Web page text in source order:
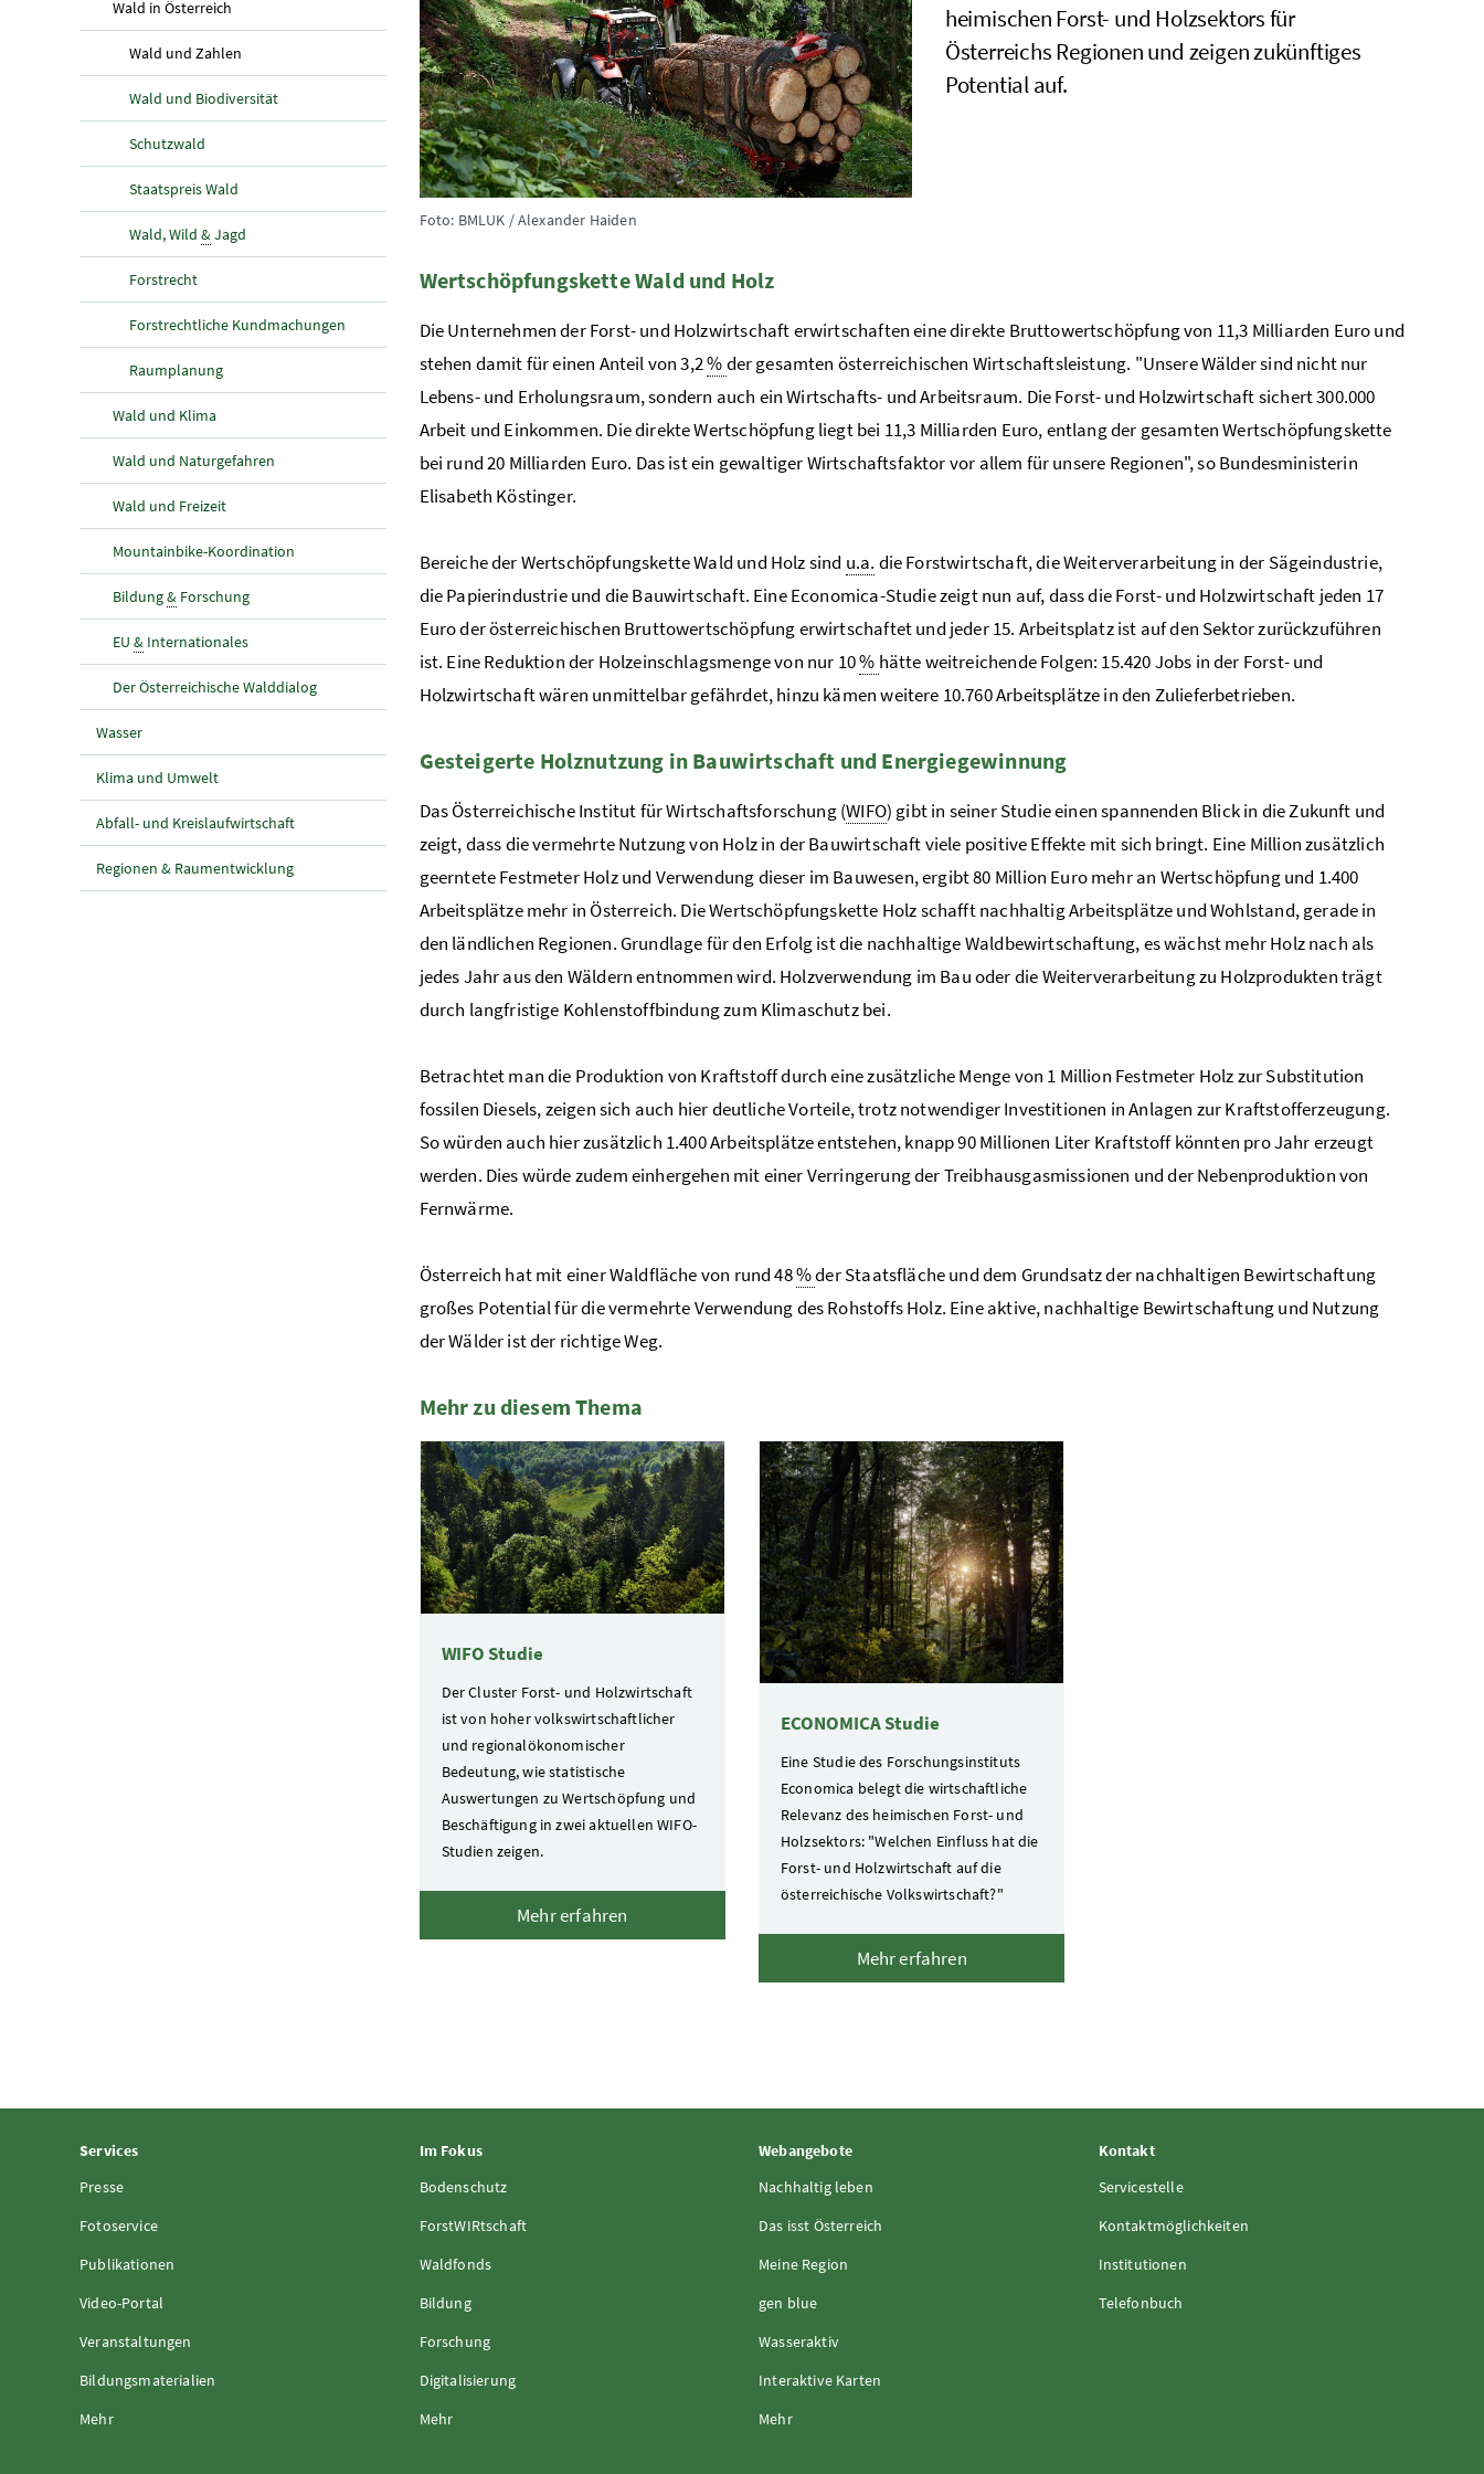
Wald in Österreich(aktuelle Seite)
Wald und Zahlen(aktuelle Seite)
Wald und Biodiversität
Schutzwald
Staatspreis Wald
Wald, Wild & Jagd
Forstrecht
Forstrechtliche Kundmachungen
Raumplanung
Wald und Klima
Wald und Naturgefahren
Wald und Freizeit
Mountainbike-Koordination
Bildung& Forschung
EU & Internationales
Der Österreichische Walddialog
Wasser
Klima und Umwelt
Abfall- und Kreislaufwirtschaft
Regionen & Raumentwicklung
Foto: BMLUK / Alexander Haiden
heimischen Forst- und Holzsektors für
Österreichs Regionen und zeigen zukünftiges
Potential auf.
Wertschöpfungskette Wald und Holz
Die Unternehmen der Forst- und Holzwirtschaft erwirtschaften eine direkte Bruttowertschöpfung von 11,3 Milliarden Euro und
stehen damit für einen Anteil von 3,2%der gesamten österreichischen Wirtschaftsleistung. "Unsere Wälder sind nicht nur
Lebens- und Erholungsraum, sondern auch ein Wirtschafts- und Arbeitsraum. Die Forst- und Holzwirtschaft sichert 300.000
Arbeit und Einkommen. Die direkte Wertschöpfung liegt bei 11,3 Milliarden Euro, entlang der gesamten Wertschöpfungskette
bei rund 20 Milliarden Euro. Das ist ein gewaltiger Wirtschaftsfaktor vor allem für unsere Regionen", so Bundesministerin
Elisabeth Köstinger.
Bereiche der Wertschöpfungskette Wald und Holz sind u.a. die Forstwirtschaft, die Weiterverarbeitung in der Sägeindustrie,
die Papierindustrie und die Bauwirtschaft. Eine Economica-Studie zeigt nun auf, dass die Forst- und Holzwirtschaft jeden 17
Euro der österreichischen Bruttowertschöpfung erwirtschaftet und jeder 15. Arbeitsplatz ist auf den Sektor zurückzuführen
ist. Eine Reduktion der Holzeinschlagsmenge von nur 10% hätte weitreichende Folgen: 15.420 Jobs in der Forst- und
Holzwirtschaft wären unmittelbar gefährdet, hinzu kämen weitere 10.760 Arbeitsplätze in den Zulieferbetrieben.
Gesteigerte Holznutzung in Bauwirtschaft und Energiegewinnung
Das Österreichische Institut für Wirtschaftsforschung (WIFO) gibt in seiner Studie einen spannenden Blick in die Zukunft und
zeigt, dass die vermehrte Nutzung von Holz in der Bauwirtschaft viele positive Effekte mit sich bringt. Eine Million zusätzlich
geerntete Festmeter Holz und Verwendung dieser im Bauwesen, ergibt 80 Million Euro mehr an Wertschöpfung und 1.400
Arbeitsplätze mehr in Österreich. Die Wertschöpfungskette Holz schafft nachhaltig Arbeitsplätze und Wohlstand, gerade in
den ländlichen Regionen. Grundlage für den Erfolg ist die nachhaltige Waldbewirtschaftung, es wächst mehr Holz nach als
jedes Jahr aus den Wäldern entnommen wird. Holzverwendung im Bau oder die Weiterverarbeitung zu Holzprodukten trägt
durch langfristige Kohlenstoffbindung zum Klimaschutz bei.
Betrachtet man die Produktion von Kraftstoff durch eine zusätzliche Menge von 1 Million Festmeter Holz zur Substitution
fossilen Diesels, zeigen sich auch hier deutliche Vorteile, trotz notwendiger Investitionen in Anlagen zur Kraftstofferzeugung.
So würden auch hier zusätzlich 1.400 Arbeitsplätze entstehen, knapp 90 Millionen Liter Kraftstoff könnten pro Jahr erzeugt
werden. Dies würde zudem einhergehen mit einer Verringerung der Treibhausgasmissionen und der Nebenproduktion von
Fernwärme.
Österreich hat mit einer Waldfläche von rund 48%der Staatsfläche und dem Grundsatz der nachhaltigen Bewirtschaftung
großes Potential für die vermehrte Verwendung des Rohstoffs Holz. Eine aktive, nachhaltige Bewirtschaftung und Nutzung
der Wälder ist der richtige Weg.
Mehr zu diesem Thema
2 Elemente
WIFO Studie
Der Cluster Forst- und Holzwirtschaft
ist von hoher volkswirtschaftlicher
und regionalökonomischer
Bedeutung, wie statistische
Auswertungen zu Wertschöpfung und
Beschäftigung in zwei aktuellen WIFO-
Studien zeigen.
Mehr erfahren
ECONOMICA Studie
Eine Studie des Forschungsinstituts
Economica belegt die wirtschaftliche
Relevanz des heimischen Forst- und
Holzsektors: "Welchen Einfluss hat die
Forst- und Holzwirtschaft auf die
österreichische Volkswirtschaft?"
Mehr erfahren
Services
Presse
Fotoservice
Publikationen
Video-Portal
Veranstaltungen
Bildungsmaterialien
Mehr
Im Fokus
Bodenschutz
ForstWIRtschaft
Waldfonds
Bildung
Forschung
Digitalisierung
Mehr
Webangebote
Nachhaltig leben
Das isst Österreich
Meine Region
gen blue
Wasseraktiv
Interaktive Karten
Mehr
Kontakt
Servicestelle
Kontaktmöglichkeiten
Institutionen
Telefonbuch